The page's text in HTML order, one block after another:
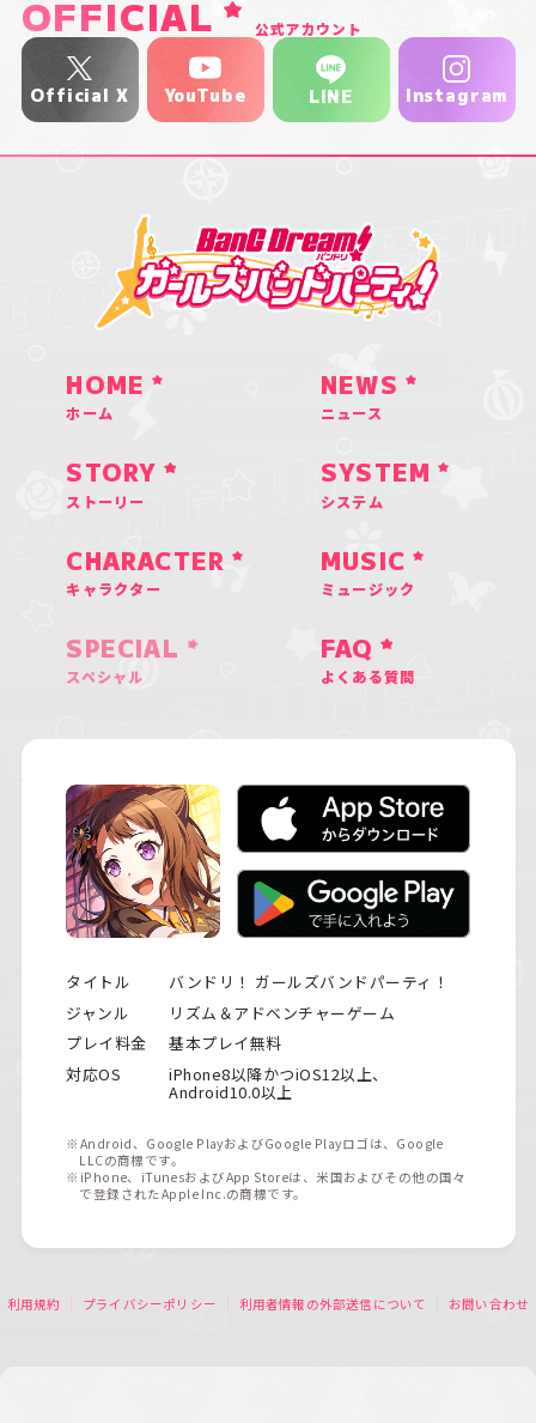
OFFICIAL 公式アカウント
Official X YouTube LINE Instagram
HOME
ホーム
NEWS
ニュース
STORY
ストーリー
SYSTEM
システム
CHARACTER
キャラクター
MUSIC
ミュージック
SPECIAL
スペシャル
FAQ
よくある質問
タイトル
バンドリ！ ガールズバンドパーティ！
ジャンル
リズム＆アドベンチャーゲーム
プレイ料金
基本プレイ無料
対応OS
iPhone8以降かつiOS12以上、
Android10.0以上
※Android、Google PlayおよびGoogle Playロゴは、Google
LLCの商標です。
※iPhone、iTunesおよびApp Storeは、米国およびその他の国々
で登録されたApple Inc.の商標です。
利用規約 プライバシーポリシー 利用者情報の外部送信について お問い合わせ